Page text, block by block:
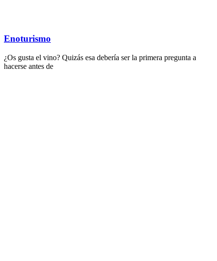
Enoturismo
¿Os gusta el vino? Quizás esa debería ser la primera pregunta a
hacerse antes de